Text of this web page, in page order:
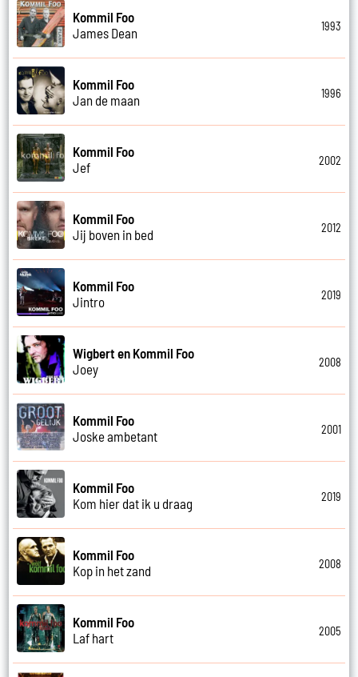
Kommil Foo
James Dean
1993
Kommil Foo
Jan de maan
1996
Kommil Foo
Jef
2002
Kommil Foo
Jij boven in bed
2012
Kommil Foo
Jintro
2019
Wigbert en Kommil Foo
Joey
2008
Kommil Foo
Joske ambetant
2001
Kommil Foo
Kom hier dat ik u draag
2019
Kommil Foo
Kop in het zand
2008
Kommil Foo
Laf hart
2005